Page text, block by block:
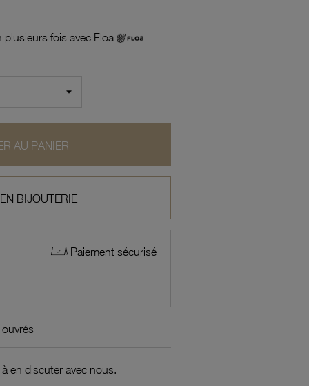
fois avec Floa
AU PANIER
BIJOUTERIE
Paiement sécurisé
en discuter avec nous.